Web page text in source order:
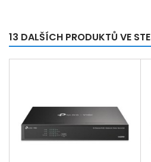
13 DALŠÍCH PRODUKTŮ VE